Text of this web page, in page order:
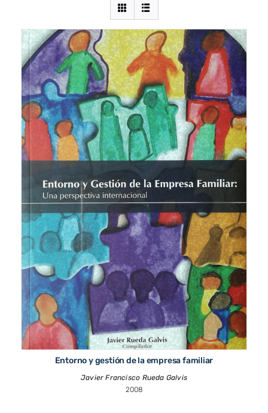
Entorno y gestión de la empresa familiar
Javier Francisco Rueda Galvis
2008